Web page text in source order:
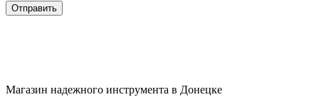
Магазин надежного инструмента в Донецке